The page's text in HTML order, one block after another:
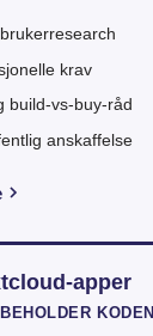
krav
build-vs-buy-råd
anskaffelse
apper
KODEN